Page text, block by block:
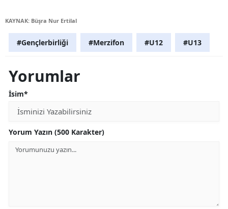
KAYNAK: Büşra Nur Ertilal
#Gençlerbirliği #Merzifon #U12 #U13
Yorumlar
İsim*
Yorum Yazın (500 Karakter)